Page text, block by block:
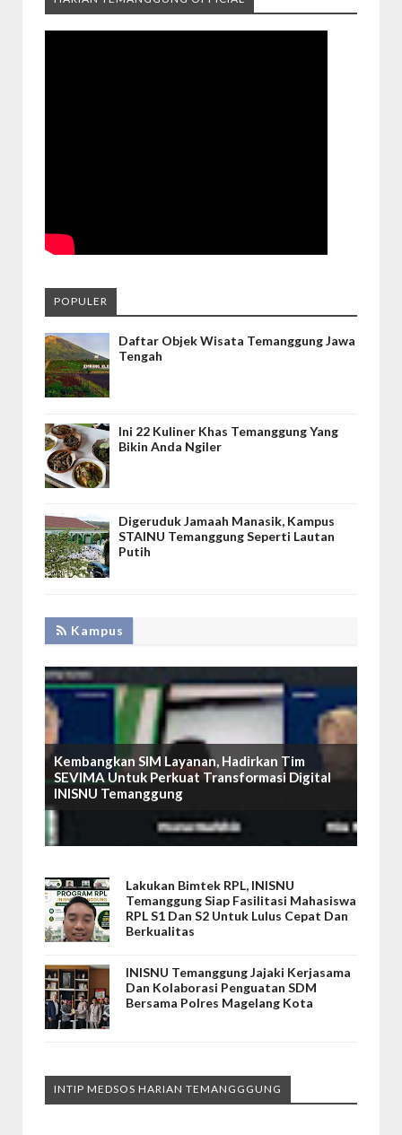
POPULER
Daftar Objek Wisata Temanggung Jawa
Tengah
Ini 22 Kuliner Khas Temanggung Yang
Bikin Anda Ngiler
Digeruduk Jamaah Manasik, Kampus
STAINU Temanggung Seperti Lautan
Putih
Kampus
Kembangkan SIM Layanan, Hadirkan Tim
SEVIMA Untuk Perkuat Transformasi Digital
INISNU Temanggung
Lakukan Bimtek RPL, INISNU
Temanggung Siap Fasilitasi Mahasiswa
RPL S1 Dan S2 Untuk Lulus Cepat Dan
Berkualitas
INISNU Temanggung Jajaki Kerjasama
Dan Kolaborasi Penguatan SDM
Bersama Polres Magelang Kota
INTIP MEDSOS HARIAN TEMANGGGUNG